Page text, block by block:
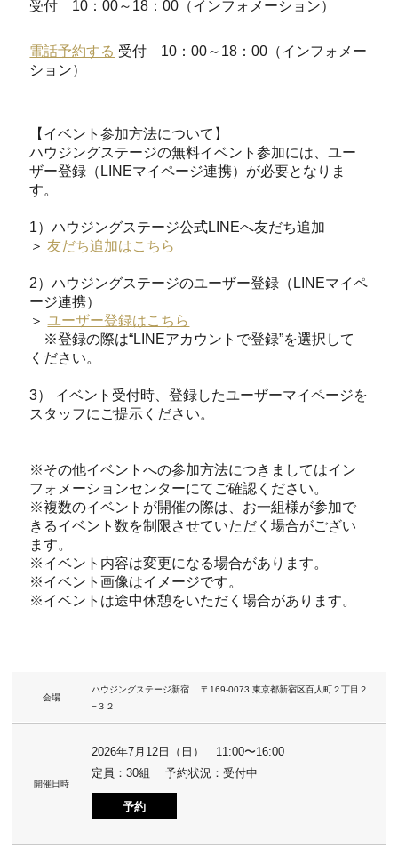
受付 10：00～18：00（インフォメーション）
電話予約する 受付 10：00～18：00（インフォメー
ション）
【イベント参加方法について】
ハウジングステージの無料イベント参加には、ユー
ザー登録（LINEマイページ連携）が必要となりま
す。
1）ハウジングステージ公式LINEへ友だち追加
＞友だち追加はこちら
2）ハウジングステージのユーザー登録（LINEマイペ
ージ連携）
＞ ユーザー登録はこちら
※登録の際は“LINEアカウントで登録”を選択して
ください。
3） イベント受付時、登録したユーザーマイページを
スタッフにご提示ください。
※その他イベントへの参加方法につきましてはイン
フォメーションセンターにてご確認ください。
※複数のイベントが開催の際は、お一組様が参加で
きるイベント数を制限させていただく場合がござい
ます。
※イベント内容は変更になる場合があります。
※イベント画像はイメージです。
※イベントは途中休憩をいただく場合があります。
会場
ハウジングステージ新宿 〒169-0073 東京都新宿区百人町２丁目２
−３２
開催日時
2026年7月12日（日） 11:00〜16:00
定員：30組 予約状況：受付中
予約